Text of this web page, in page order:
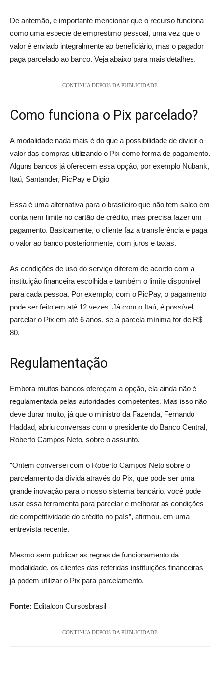
De antemão, é importante mencionar que o recurso funciona
como uma espécie de empréstimo pessoal, uma vez que o
valor é enviado integralmente ao beneficiário, mas o pagador
paga parcelado ao banco. Veja abaixo para mais detalhes.
CONTINUA DEPOIS DA PUBLICIDADE
Como funciona o Pix parcelado?
A modalidade nada mais é do que a possibilidade de dividir o
valor das compras utilizando o Pix como forma de pagamento.
Alguns bancos já oferecem essa opção, por exemplo Nubank,
Itaú, Santander, PicPay e Digio.
Essa é uma alternativa para o brasileiro que não tem saldo em
conta nem limite no cartão de crédito, mas precisa fazer um
pagamento. Basicamente, o cliente faz a transferência e paga
o valor ao banco posteriormente, com juros e taxas.
As condições de uso do serviço diferem de acordo com a
instituição financeira escolhida e também o limite disponível
para cada pessoa. Por exemplo, com o PicPay, o pagamento
pode ser feito em até 12 vezes. Já com o Itaú, é possível
parcelar o Pix em até 6 anos, se a parcela mínima for de R$
80.
Regulamentação
Embora muitos bancos ofereçam a opção, ela ainda não é
regulamentada pelas autoridades competentes. Mas isso não
deve durar muito, já que o ministro da Fazenda, Fernando
Haddad, abriu conversas com o presidente do Banco Central,
Roberto Campos Neto, sobre o assunto.
“Ontem conversei com o Roberto Campos Neto sobre o
parcelamento da dívida através do Pix, que pode ser uma
grande inovação para o nosso sistema bancário, você pode
usar essa ferramenta para parcelar e melhorar as condições
de competitividade do crédito no país”, afirmou. em uma
entrevista recente.
Mesmo sem publicar as regras de funcionamento da
modalidade, os clientes das referidas instituições financeiras
já podem utilizar o Pix para parcelamento.
Fonte: Editalcon Cursosbrasil
CONTINUA DEPOIS DA PUBLICIDADE